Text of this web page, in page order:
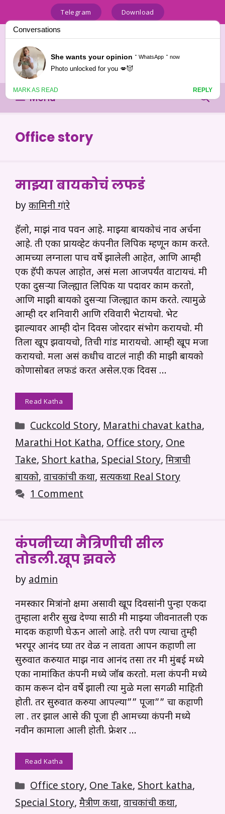
to
content
Telegram Download
लोकप्रिय आणि नवनवीन कथा संग्रह
Menu
Office story
माझ्या बायकोचं लफडं
by कामिनी शृंगारे
हॅलो, माझं नाव पवन आहे. माझ्या बायकोचं नाव अर्चना
आहे. ती एका प्रायव्हेट कंपनीत लिपिक म्हणून काम करते.
आमच्या लग्नाला पाच वर्षे झालेली आहेत, आणि आम्ही
एक हॅपी कपल आहोत, असं मला आजपर्यंत वाटायचं. मी
एका दुसऱ्या जिल्ह्यात लिपिक या पदावर काम करतो,
आणि माझी बायको दुसऱ्या जिल्ह्यात काम करते. त्यामुळे
आम्ही दर शनिवारी आणि रविवारी भेटायचो. भेट
झाल्यावर आम्ही दोन दिवस जोरदार संभोग करायचो. मी
तिला खूप झवायचो, तिची गांड मारायचो. आम्ही खूप मजा
करायचो. मला असं कधीच वाटलं नाही की माझी बायको
कोणासोबत लफडं करत असेल.एक दिवस …
Read Katha
Categories
Cuckcold Story,Marathi chavat katha,
Marathi Hot Katha, Office story, One
Take, Short katha, Special Story, मित्राची
बायको, वाचकांची कथा, सत्यकथा Real Story
1 Comment
कंपनीच्या मैत्रिणीची सील
तोडली.खूप झवले
by admin
नमस्कार मित्रांनो क्षमा असावी खूप दिवसांनी पुन्हा एकदा
तुम्हाला शरीर सुख देण्या साठी मी माझ्या जीवनातली एक
मादक कहाणी घेऊन आलो आहे. तरी पण त्याचा तुम्ही
भरपूर आनंद घ्या तर वेळ न लावता आपन कहाणी ला
सुरुवात करुयात माझ नाव आनंद तसा तर मी मुंबई मध्ये
एका नामांकित कंपनी मध्ये जॉब करतो. मला कंपनी मध्ये
काम करून दोन वर्षे झाली त्या मुळे मला सगळी माहिती
होती. तर सुरुवात करुया आपल्या”” पूजा”” चा कहाणी
ला . तर झाल आसे की पूजा ही आमच्या कंपनी मध्ये
नवीन कामाला आली होती. फ्रेशर …
Read Katha
Categories
Office story,One Take,Short katha,
Special Story, मैत्रीण कथा, वाचकांची कथा,